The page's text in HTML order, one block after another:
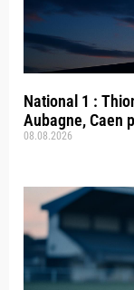
National 1 :
Aubagne, Caen
08.08.2026